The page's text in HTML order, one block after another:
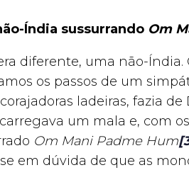
Índia sussurrando Om
diferente, uma não-Índia.
os passos de um
ladeiras, fazia
um mala e, com
Om Mani Padme Hum
em dúvida de que as